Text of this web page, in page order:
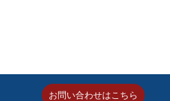
お問い合わせはこちら